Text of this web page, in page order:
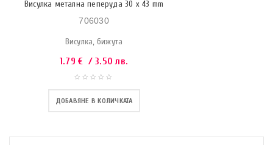
Висулка метална пеперуда 30 x 43 mm
706030
Висулка, бижута
1.79€ / 3.50 лв.
ДОБАВЯНЕ В КОЛИЧКАТА